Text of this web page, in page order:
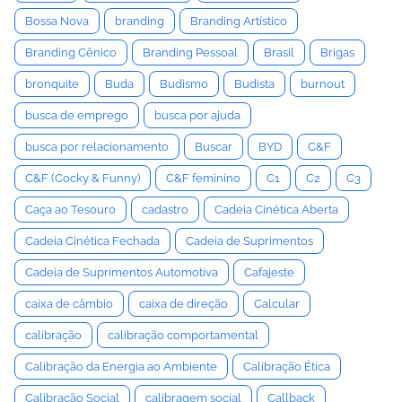
Bossa Nova branding Branding Artístico
Branding Cênico Branding Pessoal Brasil Brigas
bronquite Buda Budismo Budista burnout
busca de emprego busca por ajuda
busca por relacionamento Buscar BYD C&F
C&F (Cocky & Funny) C&F feminino C1 C2 C3
Caça ao Tesouro cadastro Cadeia Cinética Aberta
Cadeia Cinética Fechada Cadeia de Suprimentos
Cadeia de Suprimentos Automotiva Cafajeste
caixa de câmbio caixa de direção Calcular
calibração calibração comportamental
Calibração da Energia ao Ambiente Calibração Ética
Calibração Social calibragem social Callback